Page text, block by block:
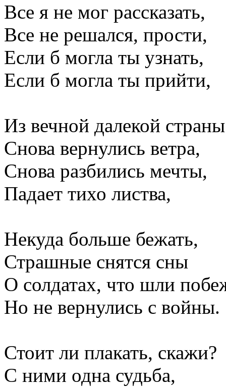
Все я не мог рассказать,
Все не решался, прости,
Если б могла ты узнать,
Если б могла ты прийти,
Из вечной далекой страны
Снова вернулись ветра,
Снова разбились мечты,
Падает тихо листва,
Некуда больше бежать,
Страшные снятся сны
О солдатах, что шли
Но не вернулись с войны.
Стоит ли плакать, скажи?
С ними одна судьба,